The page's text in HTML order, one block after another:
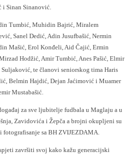
i Sinan Sinanović.
Tumbić, Muhidin Bajrić, Miralem
Sanel Dedić, Adin Jusufbašić, Nermin
Mašić, Erol Konđeli, Aid Čajić, Ermin
Hodžić, Amir Tumbić, Anes Pašić, Elmir
te članovi seniorskog tima Haris
Belmin Hajdić, Dejan Jaćimović i Muamer
Mustabašić.
za sve ljubitelje fudbala u Maglaju a u
Zavidovića i Žepča a brojni okupljeni su
sa BH ZVIJEZDAMA.
završiti svoj kako kažu generacijski